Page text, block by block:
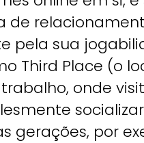
de
pela sua
Third Place (o
onde
gerações, por